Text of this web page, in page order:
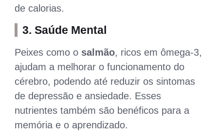
de calorias.
3. Saúde Mental
Peixes como o salmão, ricos em ômega-3,
ajudam a melhorar o funcionamento do
cérebro, podendo até reduzir os sintomas
de depressão e ansiedade. Esses
nutrientes também são benéficos para a
memória e o aprendizado.